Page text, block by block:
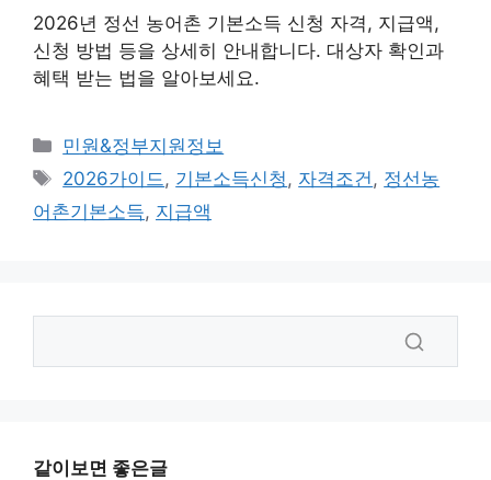
2026년 정선 농어촌 기본소득 신청 자격, 지급액,
신청 방법 등을 상세히 안내합니다. 대상자 확인과
혜택 받는 법을 알아보세요.
카
테
리
민원&정부지원정보
태
그
2026가이드, 기본소득신청, 자격조건, 정선농
어촌기본소득, 지급액
같이보면 좋은글